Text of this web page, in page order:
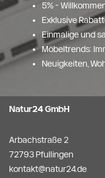
5% -
Exklusive
Einmalige und
Möbeltrends:
Neuigkeiten,
Natur24 GmbH
Arbachstraße 2
72793 Pfullingen
kontakt@natur24.de